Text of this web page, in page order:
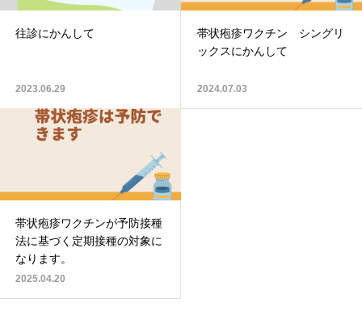
往診にかんして
2023.06.29
帯状疱疹ワクチン シングリ
ックスにかんして
2024.07.03
帯状疱疹ワクチンが予防接種
法に基づく定期接種の対象に
なります。
2025.04.20